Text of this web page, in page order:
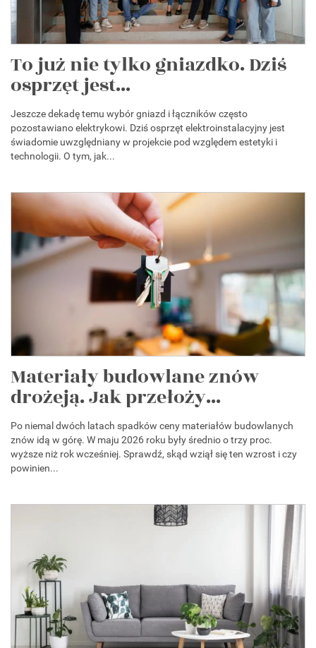
To już nie tylko gniazdko. Dziś
osprzęt jest...
Jeszcze dekadę temu wybór gniazd i łączników często
pozostawiano elektrykowi. Dziś osprzęt elektroinstalacyjny jest
świadomie uwzględniany w projekcie pod względem estetyki i
technologii. O tym, jak...
Materiały budowlane znów
drożeją. Jak przełoży...
Po niemal dwóch latach spadków ceny materiałów budowlanych
znów idą w górę. W maju 2026 roku były średnio o trzy proc.
wyższe niż rok wcześniej. Sprawdź, skąd wziął się ten wzrost i czy
powinien...